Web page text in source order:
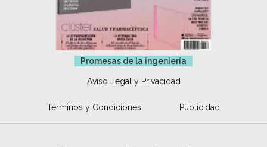
Promesas de la ingeniería
Aviso Legal y Privacidad
Términos y Condiciones Publicidad